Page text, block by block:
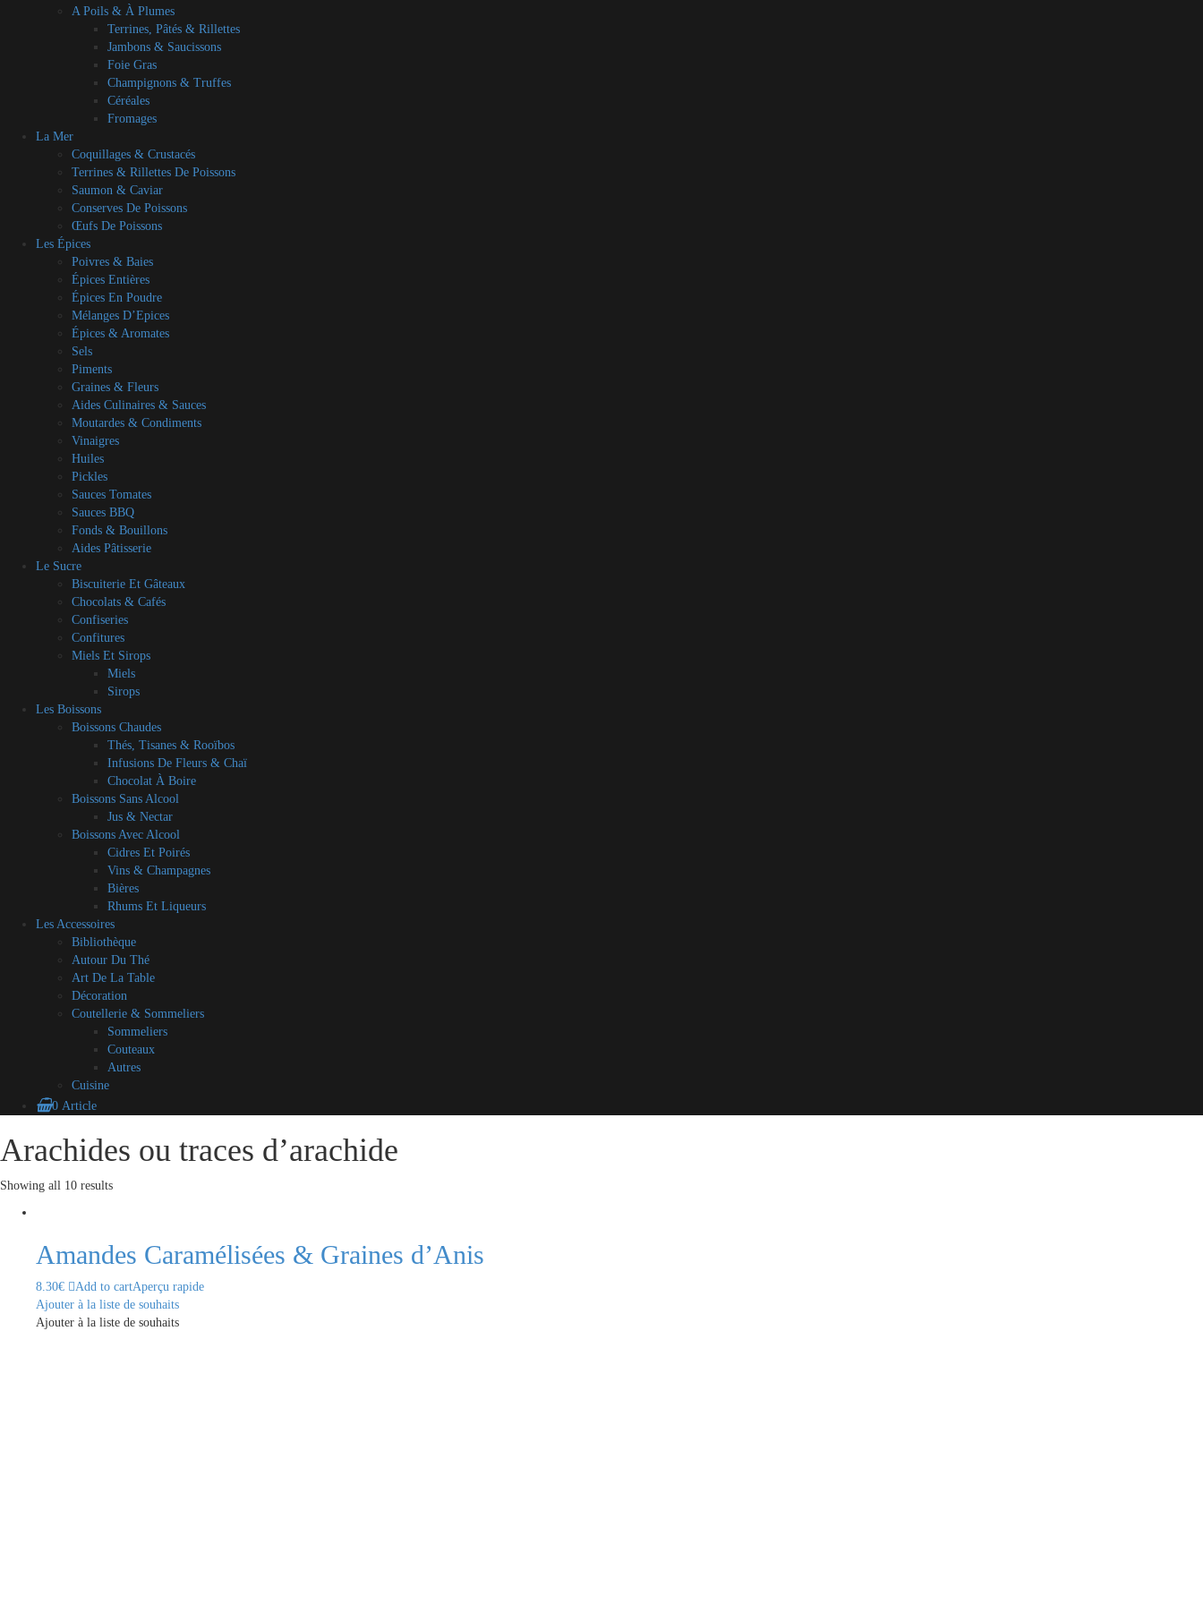
A Poils & À Plumes
Terrines, Pâtés & Rillettes
Jambons & Saucissons
Foie Gras
Champignons & Truffes
Céréales
Fromages
La Mer
Coquillages & Crustacés
Terrines & Rillettes De Poissons
Saumon & Caviar
Conserves De Poissons
Œufs De Poissons
Les Épices
Poivres & Baies
Épices Entières
Épices En Poudre
Mélanges D’Epices
Épices & Aromates
Sels
Piments
Graines & Fleurs
Aides Culinaires & Sauces
Moutardes & Condiments
Vinaigres
Huiles
Pickles
Sauces Tomates
Sauces BBQ
Fonds & Bouillons
Aides Pâtisserie
Le Sucre
Biscuiterie Et Gâteaux
Chocolats & Cafés
Confiseries
Confitures
Miels Et Sirops
Miels
Sirops
Les Boissons
Boissons Chaudes
Thés, Tisanes & Rooïbos
Infusions De Fleurs & Chaï
Chocolat À Boire
Boissons Sans Alcool
Jus & Nectar
Boissons Avec Alcool
Cidres Et Poirés
Vins & Champagnes
Bières
Rhums Et Liqueurs
Les Accessoires
Bibliothèque
Autour Du Thé
Art De La Table
Décoration
Coutellerie & Sommeliers
Sommeliers
Couteaux
Autres
Cuisine
0 Article
propos
compte
partenaires
Skip
to
Arachides ou traces d’arachide
Showing all 10 results
Amandes Caramélisées & Graines d’Anis
8.30€ Add to cartAperçu rapide
Ajouter à la liste de souhaits
Ajouter à la liste de souhaits